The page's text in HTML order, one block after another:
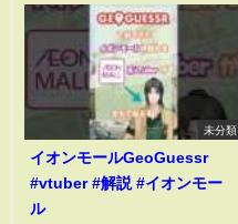
未分類
イオンモールGeoGuessr
#vtuber #解説 #イオンモー
ル